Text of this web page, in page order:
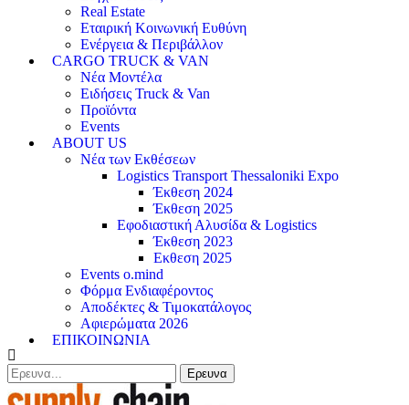
Real Estate
Εταιρική Κοινωνική Ευθύνη
Ενέργεια & Περιβάλλον
CARGO TRUCK & VAN
Νέα Μοντέλα
Ειδήσεις Truck & Van
Προϊόντα
Events
ABOUT US
Νέα των Εκθέσεων
Logistics Transport Thessaloniki Expo
Έκθεση 2024
Έκθεση 2025
Εφοδιαστική Αλυσίδα & Logistics
Έκθεση 2023
Εκθεση 2025
Events o.mind
Φόρμα Ενδιαφέροντος
Αποδέκτες & Τιμοκατάλογος
Αφιερώματα 2026
ΕΠΙΚΟΙΝΩΝΙΑ